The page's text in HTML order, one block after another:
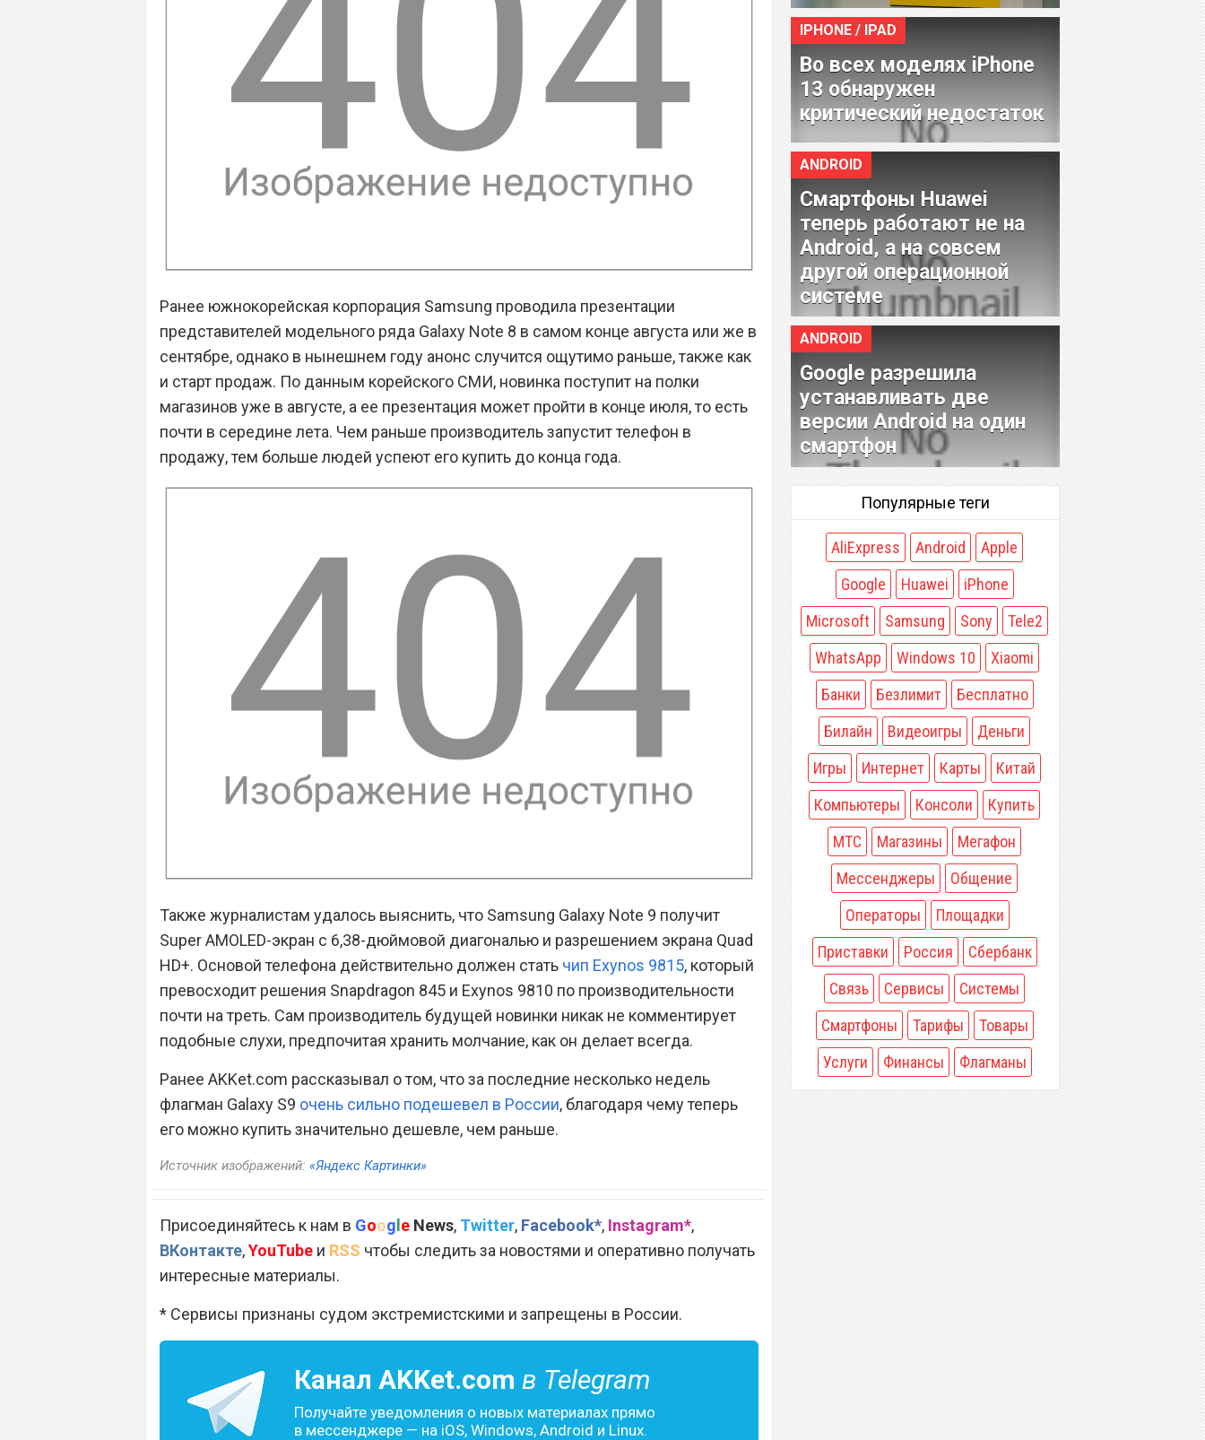
Ранее южнокорейская корпорация Samsung проводила презентации
представителей модельного ряда Galaxy Note 8 в самом конце августа или же в
сентябре, однако в нынешнем году анонс случится ощутимо раньше, также как
и старт продаж. По данным корейского СМИ, новинка поступит на полки
магазинов уже в августе, а ее презентация может пройти в конце июля, то есть
почти в середине лета. Чем раньше производитель запустит телефон в
продажу, тем больше людей успеют его купить до конца года.
Также журналистам удалось выяснить, что Samsung Galaxy Note 9 получит
Super AMOLED-экран с 6,38-дюймовой диагональю и разрешением экрана Quad
HD+. Основой телефона действительно должен стать чип Exynos 9815, который
превосходит решения Snapdragon 845 и Exynos 9810 по производительности
почти на треть. Сам производитель будущей новинки никак не комментирует
подобные слухи, предпочитая хранить молчание, как он делает всегда.
Ранее AKKet.com рассказывал о том, что за последние несколько недель
флагман Galaxy S9 очень сильно подешевел в России, благодаря чему теперь
его можно купить значительно дешевле, чем раньше.
Источник изображений: «Яндекс Картинки»
Присоединяйтесь к нам в Google News, Twitter, Facebook*, Instagram*,
ВКонтакте,YouTube и RSS чтобы следить за новостями и оперативно получать
интересные материалы.
* Сервисы признаны судом экстремистскими и запрещены в России.
Канал AKKet.com в Telegram
Получайте уведомления о новых материалах прямо
в мессенджере — на iOS, Windows, Android и Linux.
IPHONE / IPAD
Во всех моделях iPhone
13 обнаружен
критический недостаток
ANDROID
Смартфоны Huawei
теперь работают не на
Android, а на совсем
другой операционной
системе
ANDROID
Google разрешила
устанавливать две
версии Android на один
смартфон
Популярные теги
AliExpress Android
Apple
Google
Huawei
iPhone
Microsoft
Samsung Sony
Tele2
WhatsApp
Windows 10
Xiaomi
Банки
Безлимит
Бесплатно
Билайн
Видеоигры
Деньги
Игры
Интернет Карты
Китай
Компьютеры
Консоли
Купить
МТС
Магазины
Мегафон
Мессенджеры
Общение
Операторы
Площадки
Приставки
Россия
Сбербанк
Связь
Сервисы
Системы
Смартфоны
Тарифы
Товары
Услуги
Финансы Флагманы